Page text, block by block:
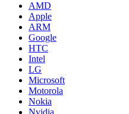
AMD
Apple
ARM
Google
HTC
Intel
LG
Microsoft
Motorola
Nokia